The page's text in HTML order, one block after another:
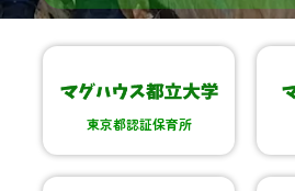
東京都認証保育所